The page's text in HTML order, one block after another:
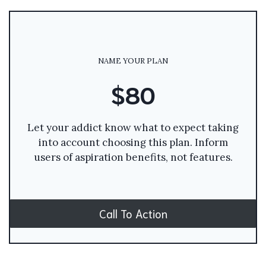
NAME YOUR PLAN
$80
Let your addict know what to expect taking
into account choosing this plan. Inform
users of aspiration benefits, not features.
Call To Action